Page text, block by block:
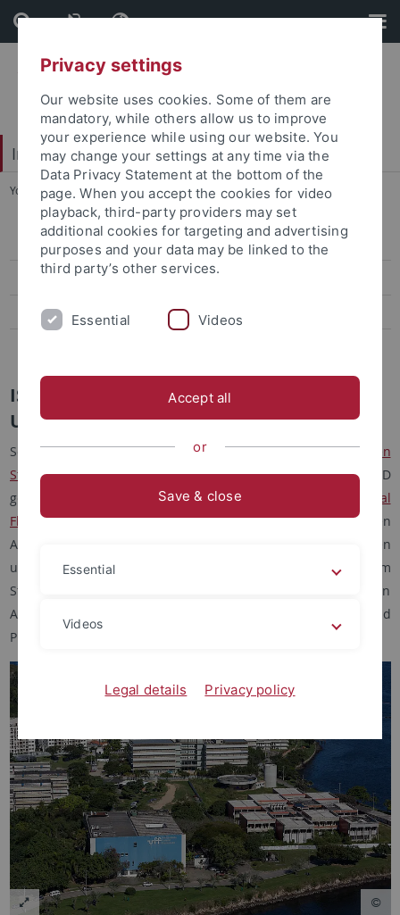
Skip
to
content
Skip
to
footer
Interdisciplinary Centre for Global South Studies
You are here: Startseite ... ISAP (UFF- Brasil)
Baden-Württemberg Scholarships
Erasmus+
ISAP (UFF- Brasil)
ISAP-Mobilitätsprogramm mit der
Universidade Federal Fluminense
Seit 2019 hat das ICGSS ein im Rahmen derInternationalen
Studien- und Ausbildungspartnerschaften (ISAP)des DAAD
gefördertes Austauschprogramm mit der
Universidade Federal
Fluminense (UFF). Das Programm fördert pro Jahr den
Austausch von 3 Studierenden aus Brasilien nach Tübingen
und 3 Studierenden aus Tübingen nach Brasilien. Neben dem
Studierendenaustausch umfasst das Programm auch den
Austausch von Lehrenden bzw. Professorinnen und
Professoren.
Privacy settings
Our website uses cookies. Some of them are
mandatory, while others allow us to improve
your experience while using our website. You
may change your settings at any time via the
Data Privacy Statement at the bottom of the
page. When you accept the cookies for video
playback, third-party providers may set
additional cookies for targeting and advertising
purposes and your data may be linked to the
third party’s other services.
Essential Videos
Accept all
or
Save & close
Essential
Videos
Legal details Privacy policy